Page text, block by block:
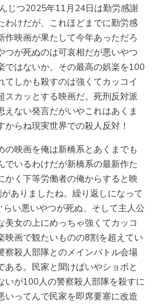
じつ2025年11月24日は勤労感謝
わけだが、これほどまでに勤労感
作映画が果たして今年あっただろ
つが死ぬのは可哀相だが悪いやつ
ではないか。その最高の娯楽を100
てしかも殺すのは強くてカッコイ
スカッとする映画だ。死刑反対派
えない発言だがいやこれはあくま
からね現実世界での殺人反対！
の映画を俺は新橋系とあくまでも
でいるわけだが新橋系の最新作た
かく下等労働者の俺からすると映
ありましたね。繰り返しになって
い悪いやつが死ぬ、そして主人公
美女の上にめっちゃ強くてカッコ
映画で観たいものの8割を超えてい
察殺人部隊とのメインバトル会場
ある。民家と聞けばいやショボと
いが100人の警察殺人部隊を殺すに
いってんで民家を即席要塞に改造